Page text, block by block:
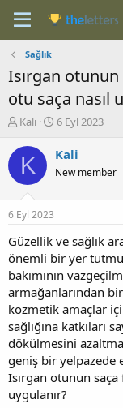
Sağlık
Isırgan otunun
otu saça nasıl
K
n
b
u
u
b
a
l
a
t
a
n
Kali
B
ş
a
ç
t
a
r
i
h
i
6 Eyl 2023
K Kali
New member
6 Eyl 2023
Güzellik ve sağlık
önemli bir yer
bakımının
armağanlarından
kozmetik amaçlar
sağlığına katkıları
dökülmesini
geniş bir yelpazede
Isırgan otunun saça
uygulanır?